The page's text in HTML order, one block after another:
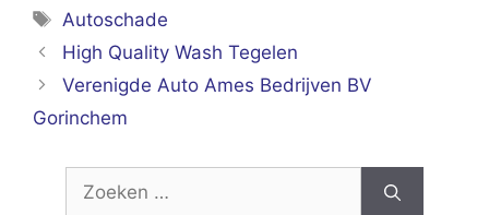
Tags
Autoschade
High Quality Wash Tegelen
Verenigde Auto Ames Bedrijven BV
Gorinchem
Zoek